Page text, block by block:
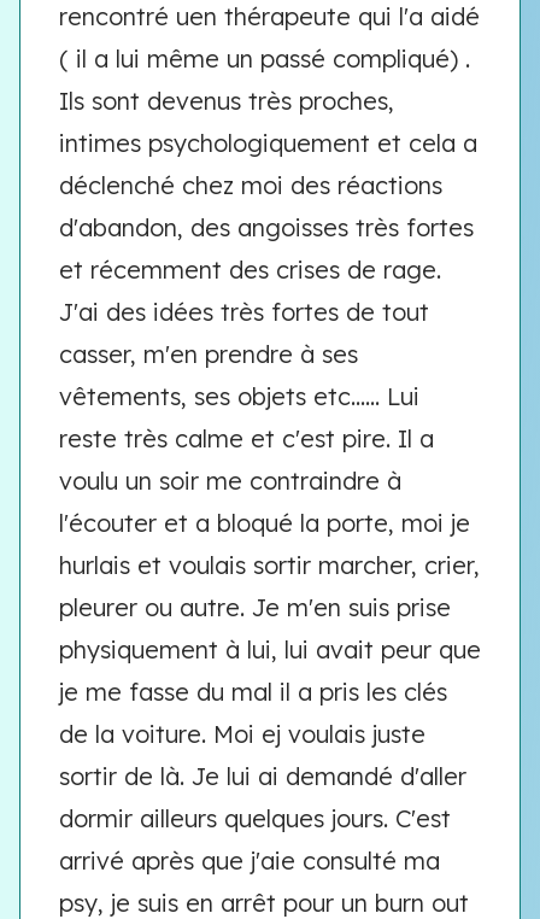
rencontré uen thérapeute qui l'a aidé
( il a lui même un passé compliqué) .
Ils sont devenus très proches,
intimes psychologiquement et cela a
déclenché chez moi des réactions
d'abandon, des angoisses très fortes
et récemment des crises de rage.
J'ai des idées très fortes de tout
casser, m'en prendre à ses
vêtements, ses objets etc...... Lui
reste très calme et c'est pire. Il a
voulu un soir me contraindre à
l'écouter et a bloqué la porte, moi je
hurlais et voulais sortir marcher, crier,
pleurer ou autre. Je m'en suis prise
physiquement à lui, lui avait peur que
je me fasse du mal il a pris les clés
de la voiture. Moi ej voulais juste
sortir de là. Je lui ai demandé d'aller
dormir ailleurs quelques jours. C'est
arrivé après que j'aie consulté ma
psy, je suis en arrêt pour un burn out